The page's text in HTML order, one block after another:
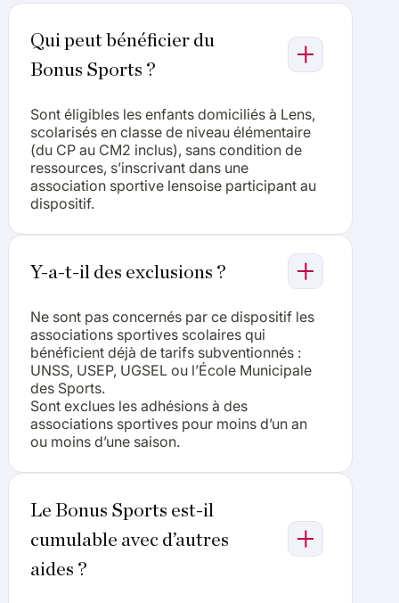
Qui peut bénéficier du
Bonus Sports ?
Sont éligibles les enfants domiciliés à Lens,
scolarisés en classe de niveau élémentaire
(du CP au CM2 inclus), sans condition de
ressources, s’inscrivant dans une
association sportive lensoise participant au
dispositif.
Y-a-t-il des exclusions ?
Ne sont pas concernés par ce dispositif les
associations sportives scolaires qui
bénéficient déjà de tarifs subventionnés :
UNSS, USEP, UGSEL ou l’École Municipale
des Sports.
Sont exclues les adhésions à des
associations sportives pour moins d’un an
ou moins d’une saison.
Le Bonus Sports est-il
cumulable avec d’autres
aides ?